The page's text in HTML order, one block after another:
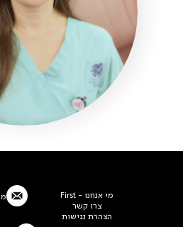
מי אנחנו - First
צרו קשר
הצהרת נגישות